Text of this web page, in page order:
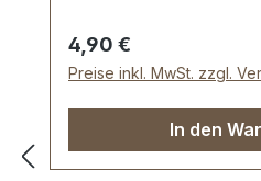
Regulärer Preis:
4,90 €
Preise inkl. MwSt. zzgl.
In den